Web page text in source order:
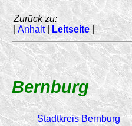
Zurück zu:
| Anhalt| Leitseite|
Bernburg
Stadtkreis Bernburg